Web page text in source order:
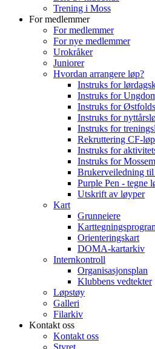
Trening i Moss
For medlemmer
For medlemmer
For nye medlemmer
Urokråker
Juniorer
Hvordan arrangere løp?
Instruks for
Instruks for
Instruks for
Instruks for
Instruks for
Rekruttering CF-
Instruks for
Instruks for
Brukerveiledning
Purple Pen - tegne
Utskrift av løyper
Kart
Grunneiere
Orienteringskart
DOMA-kartarkiv
Internkontroll
Organisasjonsplan
Klubbens vedtekter
Løpstøy
Galleri
Filarkiv
Kontakt oss
Kontakt oss
Styret